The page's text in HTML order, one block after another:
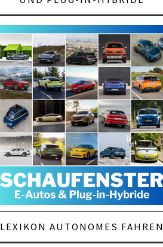
LEXIKON AUTONOMES FAHREN